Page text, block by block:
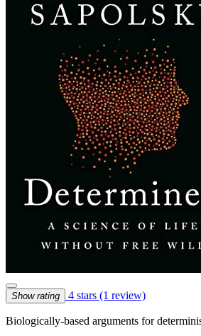
Show rating 4 stars (1 review)
Biologically-based arguments for